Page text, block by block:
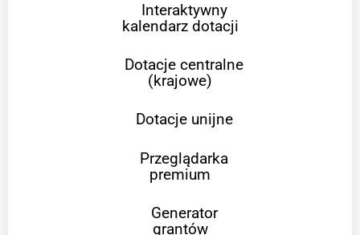
Interaktywny
kalendarz dotacji
Dotacje centralne
(krajowe)
Dotacje unijne
Przeglądarka
premium
Generator
grantów